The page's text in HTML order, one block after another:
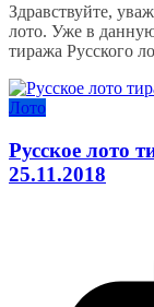
Здравствуйте,
лото. Уже в
тиража Русского
Лото
Русское лото
25.11.2018